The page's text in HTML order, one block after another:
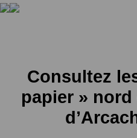
Consultez
papier »